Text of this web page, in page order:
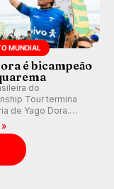
MUNDIAL
é bicampeão
do
Tour termina
de Yago Dora.
vence entre
e Leonardo
assume liderança do
da WSL, na